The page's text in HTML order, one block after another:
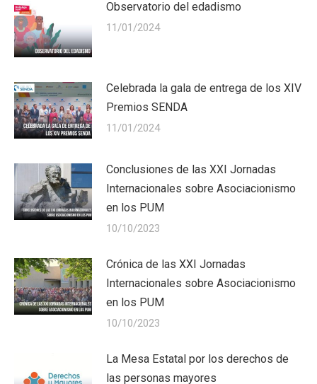
Observatorio del edadismo
11/01/2024
Celebrada la gala de entrega de los XIV
Premios SENDA
11/01/2024
Conclusiones de las XXI Jornadas
Internacionales sobre Asociacionismo
en los PUM
10/10/2023
Crónica de las XXI Jornadas
Internacionales sobre Asociacionismo
en los PUM
10/10/2023
La Mesa Estatal por los derechos de
las personas mayores